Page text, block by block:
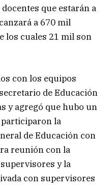
que estarán a
a 670 mil
los cuales 21 mil son
con los equipos
de Educación
y agregó que hubo un
la
de Educación con
reunión con la
y la
con supervisores